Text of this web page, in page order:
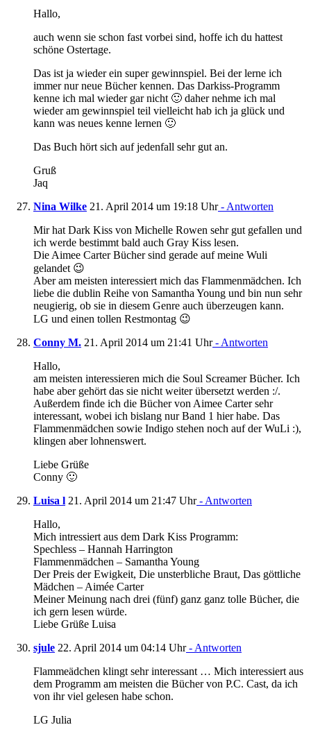
Hallo,
auch wenn sie schon fast vorbei sind, hoffe ich du hattest
schöne Ostertage.
Das ist ja wieder ein super gewinnspiel. Bei der lerne ich
immer nur neue Bücher kennen. Das Darkiss-Programm
kenne ich mal wieder gar nicht 🙂 daher nehme ich mal
wieder am gewinnspiel teil vielleicht hab ich ja glück und
kann was neues kenne lernen 🙂
Das Buch hört sich auf jedenfall sehr gut an.
Gruß
Jaq
Nina Wilke 21. April 2014 um 19:18 Uhr- Antworten
Mir hat Dark Kiss von Michelle Rowen sehr gut gefallen und
ich werde bestimmt bald auch Gray Kiss lesen.
Die Aimee Carter Bücher sind gerade auf meine Wuli
gelandet 😉
Aber am meisten interessiert mich das Flammenmädchen. Ich
liebe die dublin Reihe von Samantha Young und bin nun sehr
neugierig, ob sie in diesem Genre auch überzeugen kann.
LG und einen tollen Restmontag 😉
Conny M. 21. April 2014 um 21:41 Uhr- Antworten
Hallo,
am meisten interessieren mich die Soul Screamer Bücher. Ich
habe aber gehört das sie nicht weiter übersetzt werden :/.
Außerdem finde ich die Bücher von Aimee Carter sehr
interessant, wobei ich bislang nur Band 1 hier habe. Das
Flammenmädchen sowie Indigo stehen noch auf der WuLi :),
klingen aber lohnenswert.
Liebe Grüße
Conny 🙂
Luisa l 21. April 2014 um 21:47 Uhr- Antworten
Hallo,
Mich intressiert aus dem Dark Kiss Programm:
Spechless – Hannah Harrington
Flammenmädchen – Samantha Young
Der Preis der Ewigkeit, Die unsterbliche Braut, Das göttliche
Mädchen – Aimée Carter
Meiner Meinung nach drei (fünf) ganz ganz tolle Bücher, die
ich gern lesen würde.
Liebe Grüße Luisa
sjule 22. April 2014 um 04:14 Uhr- Antworten
Flammeädchen klingt sehr interessant … Mich interessiert aus
dem Programm am meisten die Bücher von P.C. Cast, da ich
von ihr viel gelesen habe schon.
LG Julia